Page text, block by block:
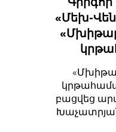
«Մեխ-
բացվեց